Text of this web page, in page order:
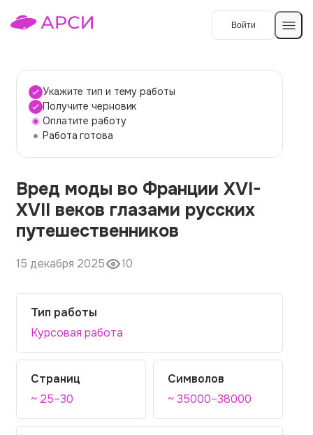
Войти
Темы работ
О сервисе
О компании
Наши гарантии
Вопросы и ответы
Контакты
Укажите тип и тему работы
Получите черновик
Оплатите работу
Работа готова
Вред моды во Франции XVI-
XVII веков глазами русских
путешественников
15 декабря 2025 10
Тип работы
Курсовая работа
Страниц
~ 25–30
Символов
~ 35000–38000